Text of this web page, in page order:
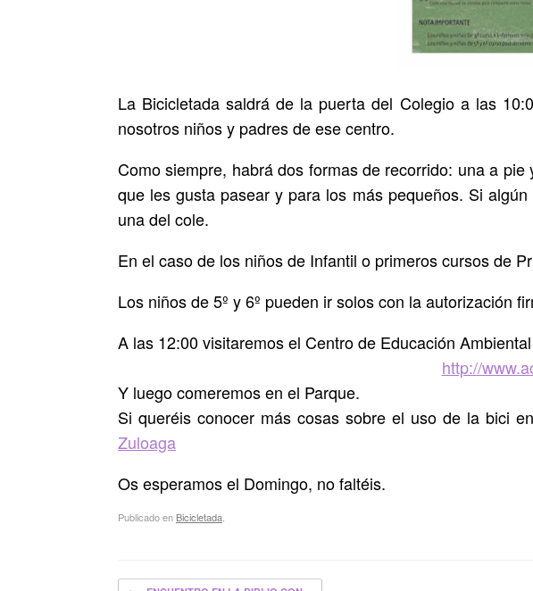
La Bicicletada saldrá de la puerta del Colegio a las
nosotros niños y padres de ese centro.
Como siempre, habrá dos formas de recorrido: una a
que les gusta pasear y para los más pequeños. Si
una del cole.
En el caso de los niños de Infantil o primeros cursos de
Los niños de 5º y 6º pueden ir solos con la autorización
A las 12:00 visitaremos el Centro de Educación
http://
Y luego comeremos en el Parque.
Si queréis conocer más cosas sobre el uso de la bici
Zuloaga
Os esperamos el Domingo, no faltéis.
Publicado en Bicicletada.
Navegador de artículos